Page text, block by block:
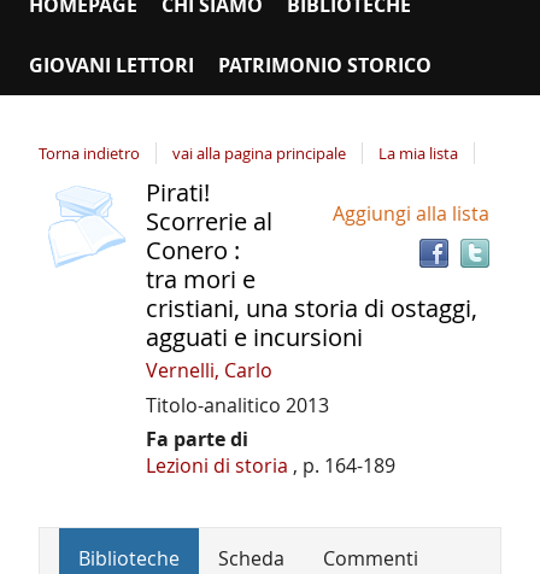
GIOVANI LETTORI PATRIMONIO STORICO
Torna indietro vai alla pagina principale La mia lista
Dettaglio
del
documento
copertina
Aggiungi alla lista
Pirati!
Scorrerie al
Conero :
tra mori e
cristiani, una storia di ostaggi,
agguati e incursioni
Vernelli, Carlo
Titolo-analitico 2013
Fa parte di
Lezioni di storia , p. 164-189
Biblioteche Scheda Commenti